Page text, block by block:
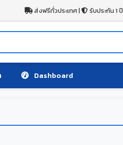
ส่งฟรีทั่วประเทศ | รับประกัน 1 ปี
Dashboard